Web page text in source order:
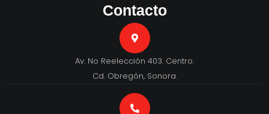
Contacto
Av. No Reelección 403. Centro.
Cd. Obregón, Sonora.